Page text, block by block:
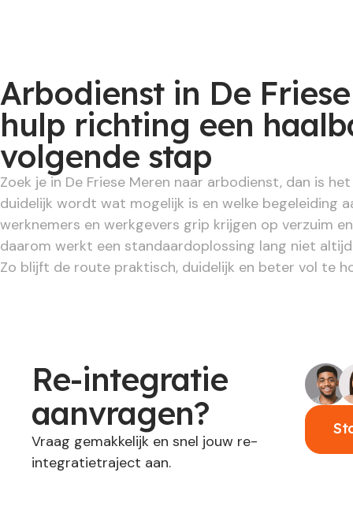
Arbodienst in De
hulp richting een
volgende stap
Zoek je in De Friese Meren naar arbodienst, dan is
duidelijk wordt wat mogelijk is en welke begeleiding
werknemers en werkgevers grip krijgen op verzuim
daarom werkt een standaardoplossing lang niet
Zo blijft de route praktisch, duidelijk en beter vol te
Re-integratie
aanvragen?
Vraag gemakkelijk en snel jouw re-
integratietraject aan.